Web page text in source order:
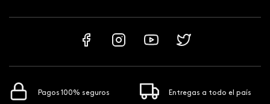
Pagos 100% seguros Entregas a todo el país